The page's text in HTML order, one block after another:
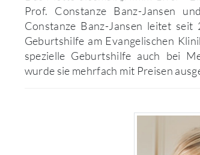
Prof. Constanze Banz-Jansen
Constanze Banz-Jansen leitet
Geburtshilfe am Evangelischen
spezielle Geburtshilfe auch bei
wurde sie mehrfach mit Preisen